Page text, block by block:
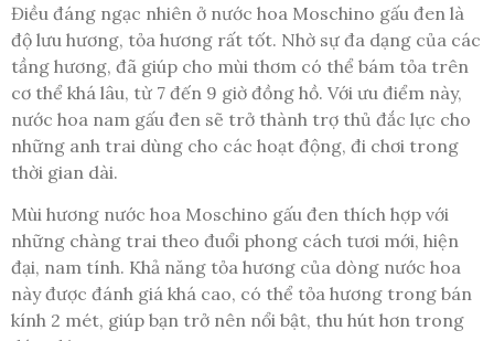
Điều đáng ngạc nhiên ở nước hoa Moschino gấu đen là
độ lưu hương, tỏa hương rất tốt. Nhờ sự đa dạng của các
tầng hương, đã giúp cho mùi thơm có thể bám tỏa trên
cơ thể khá lâu, từ 7 đến 9 giờ đồng hồ. Với ưu điểm này,
nước hoa nam gấu đen sẽ trở thành trợ thủ đắc lực cho
những anh trai dùng cho các hoạt động, đi chơi trong
thời gian dài.
Mùi hương nước hoa Moschino gấu đen thích hợp với
những chàng trai theo đuổi phong cách tươi mới, hiện
đại, nam tính. Khả năng tỏa hương của dòng nước hoa
này được đánh giá khá cao, có thể tỏa hương trong bán
kính 2 mét, giúp bạn trở nên nổi bật, thu hút hơn trong